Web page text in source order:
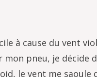
à cause du vent
pneu, je décide
le vent me